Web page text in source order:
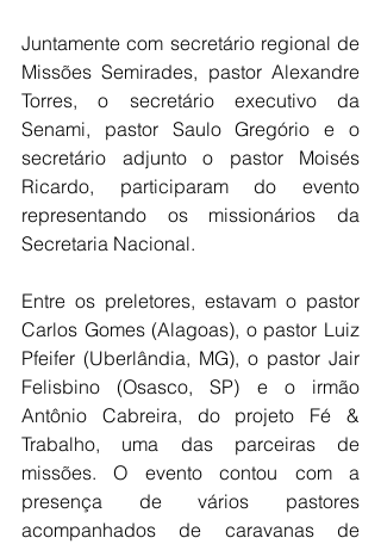
Juntamente com secretário regional de
Missões Semirades, pastor Alexandre
Torres, o secretário executivo da
Senami, pastor Saulo Gregório e o
secretário adjunto o pastor Moisés
Ricardo, participaram do evento
representando os missionários da
Secretaria Nacional.
Entre os preletores, estavam o pastor
Carlos Gomes (Alagoas), o pastor Luiz
Pfeifer (Uberlândia, MG), o pastor Jair
Felisbino (Osasco, SP) e o irmão
Antônio Cabreira, do projeto Fé &
Trabalho, uma das parceiras de
missões. O evento contou com a
presença de vários pastores
acompanhados de caravanas de